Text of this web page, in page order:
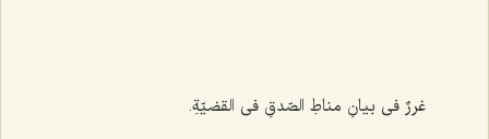
غررٌ فی بیانِ مناطِ الصّدقِ فی القضیّةِ.